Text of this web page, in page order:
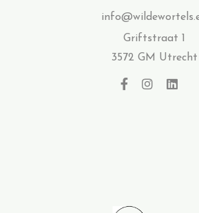
Griftstraat 1
3572 GM Utrecht